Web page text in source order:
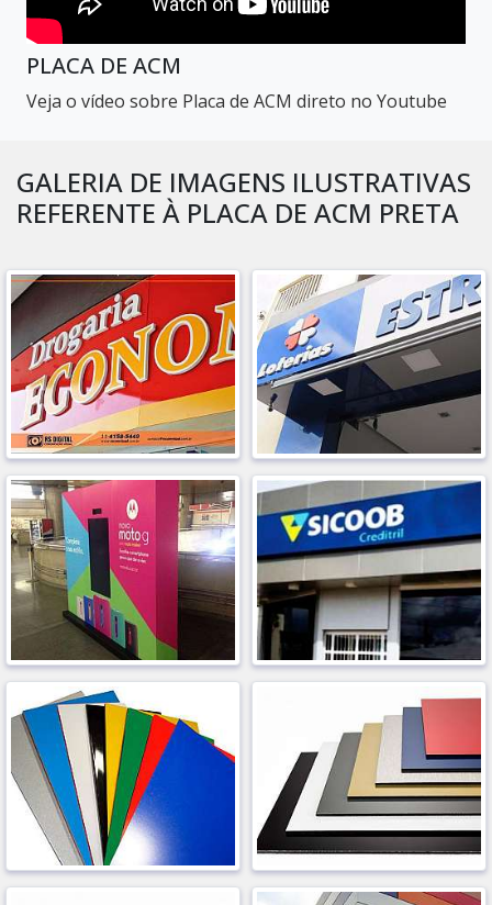
PLACA DE ACM
Veja o vídeo sobre Placa de ACM direto no Youtube
GALERIA DE IMAGENS ILUSTRATIVAS
REFERENTE À PLACA DE ACM PRETA